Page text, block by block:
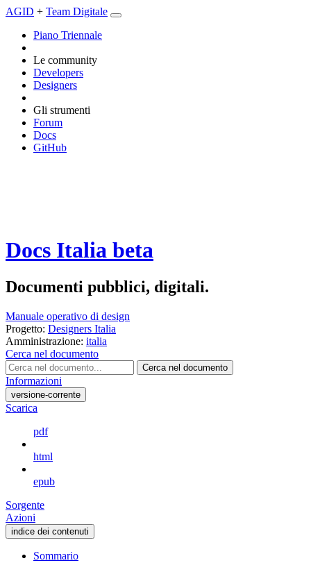
AGID + Team Digitale
Piano Triennale
Le community
Developers
Designers
Gli strumenti
Forum
Docs
GitHub
Docs Italia beta
Documenti pubblici, digitali.
Manuale operativo di design
Progetto: Designers Italia
Amministrazione: italia
Cerca nel documento
Cerca nel documento
Informazioni
versione-corrente
Scarica
pdf
html
epub
Sorgente
Azioni
indice dei contenuti
Sommario